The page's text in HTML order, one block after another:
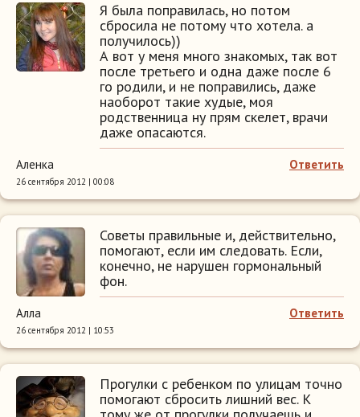
Я была поправилась, но потом
сбросила не потому что хотела. а
получилось))
А вот у меня много знакомых, так вот
после третьего и одна даже после 6
го родили, и не поправились, даже
наоборот такие худые, моя
родственница ну прям скелет, врачи
даже опасаются.
Ответить
Аленка
26 сентября 2012 | 00:08
Советы правильные и, действительно,
помогают, если им следовать. Если,
конечно, не нарушен гормональный
фон.
Ответить
Алла
26 сентября 2012 | 10:53
Прогулки с ребенком по улицам точно
помогают сбросить лишний вес. К